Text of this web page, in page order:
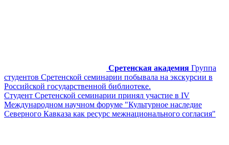
Сретенская академия Группа
студентов Сретенской семинарии побывала на экскурсии в
Российской государственной библиотеке.
Студент Сретенской семинарии принял участие в IV
Международном научном форуме "Культурное наследие
Северного Кавказа как ресурс межнационального согласия"